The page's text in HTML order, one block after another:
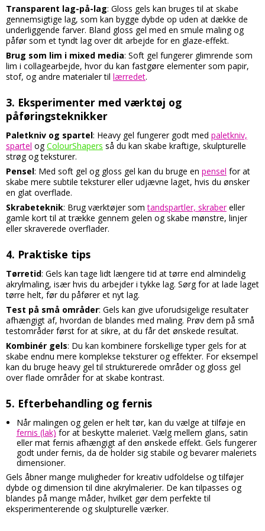
Transparent lag-på-lag: Gloss gels kan bruges til at skabe
gennemsigtige lag, som kan bygge dybde op uden at dække de
underliggende farver. Bland gloss gel med en smule maling og
påfør som et tyndt lag over dit arbejde for en glaze-effekt.
Brug som lim i mixed media: Soft gel fungerer glimrende som
lim i collagearbejde, hvor du kan fastgøre elementer som papir,
stof, og andre materialer til lærredet.
3. Eksperimenter med værktøj og
påføringsteknikker
Paletkniv og spartel: Heavy gel fungerer godt med paletkniv,
spartel ogColourShapers så du kan skabe kraftige, skulpturelle
strøg og teksturer.
Pensel: Med soft gel og gloss gel kan du bruge en pensel for at
skabe mere subtile teksturer eller udjævne laget, hvis du ønsker
en glat overflade.
Skrabeteknik: Brug værktøjer somtandspartler, skrabereller
gamle kort til at trække gennem gelen og skabe mønstre, linjer
eller skraverede overflader.
4. Praktiske tips
Tørretid: Gels kan tage lidt længere tid at tørre end almindelig
akrylmaling, især hvis du arbejder i tykke lag. Sørg for at lade laget
tørre helt, før du påfører et nyt lag.
Test på små områder: Gels kan give uforudsigelige resultater
afhængigt af, hvordan de blandes med maling. Prøv dem på små
testområder først for at sikre, at du får det ønskede resultat.
Kombinér gels: Du kan kombinere forskellige typer gels for at
skabe endnu mere komplekse teksturer og effekter. For eksempel
kan du bruge heavy gel til strukturerede områder og gloss gel
over flade områder for at skabe kontrast.
5. Efterbehandling og fernis
Når malingen og gelen er helt tør, kan du vælge at tilføje en
fernis (lak) for at beskytte maleriet. Vælg mellem glans, satin
eller mat fernis afhængigt af den ønskede effekt. Gels fungerer
godt under fernis, da de holder sig stabile og bevarer maleriets
dimensioner.
Gels åbner mange muligheder for kreativ udfoldelse og tilføjer
dybde og dimension til dine akrylmalerier. De kan tilpasses og
blandes på mange måder, hvilket gør dem perfekte til
eksperimenterende og skulpturelle værker.